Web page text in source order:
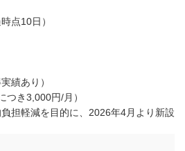
点10日）
績あり）
き3,000円/月）
担軽減を目的に、2026年4月より新設